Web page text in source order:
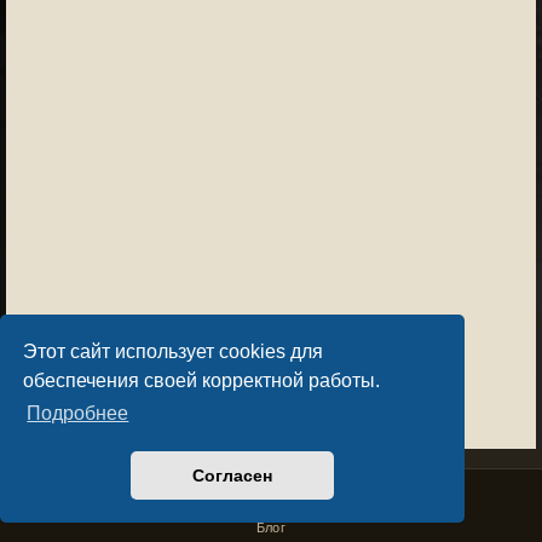
Этот сайт использует cookies для
обеспечения своей корректной работы.
Подробнее
Согласен
Privacy PolicyLicense Agreement
Copyright © Sacralium Games 2023-
Блог